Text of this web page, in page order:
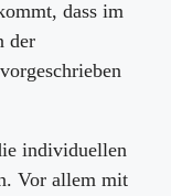
dass im
der
vorgeschrieben
individuellen
Vor allem mit